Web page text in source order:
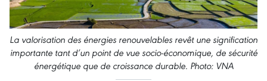
La valorisation des énergies renouvelables revêt une signification
importante tant d’un point de vue socio-économique, de sécurité
énergétique que de croissance durable. Photo: VNA